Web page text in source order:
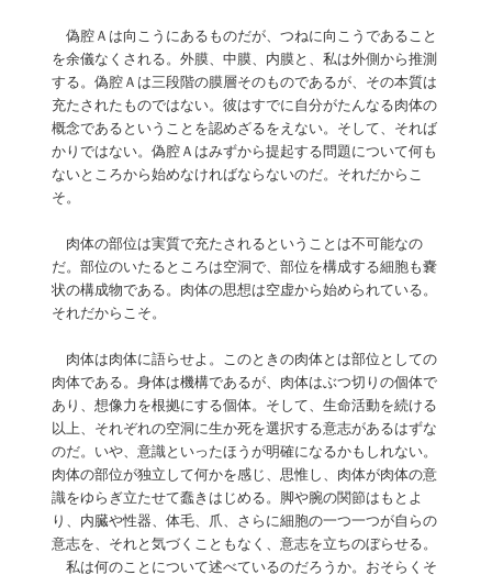
偽腔Ａは向こうにあるものだが、つねに向こうであること
を余儀なくされる。外膜、中膜、内膜と、私は外側から推測
する。偽腔Ａは三段階の膜層そのものであるが、その本質は
充たされたものではない。彼はすでに自分がたんなる肉体の
概念であるということを認めざるをえない。そして、それば
かりではない。偽腔Ａはみずから提起する問題について何も
ないところから始めなければならないのだ。それだからこ
そ。
肉体の部位は実質で充たされるということは不可能なの
だ。部位のいたるところは空洞で、部位を構成する細胞も嚢
状の構成物である。肉体の思想は空虚から始められている。
それだからこそ。
肉体は肉体に語らせよ。このときの肉体とは部位としての
肉体である。身体は機構であるが、肉体はぶつ切りの個体で
あり、想像力を根拠にする個体。そして、生命活動を続ける
以上、それぞれの空洞に生か死を選択する意志があるはずな
のだ。いや、意識といったほうが明確になるかもしれない。
肉体の部位が独立して何かを感じ、思惟し、肉体が肉体の意
識をゆらぎ立たせて蠢きはじめる。脚や腕の関節はもとよ
り、内臓や性器、体毛、爪、さらに細胞の一つ一つが自らの
意志を、それと気づくこともなく、意志を立ちのぼらせる。
私は何のことについて述べているのだろうか。おそらくそ